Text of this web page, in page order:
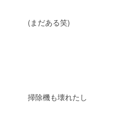
(まだある笑)
掃除機も壊れたし